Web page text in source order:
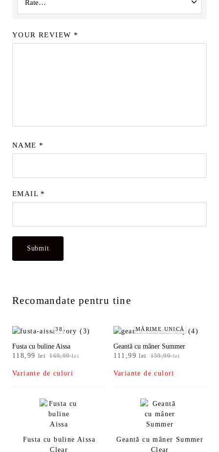
YOUR REVIEW *
NAME *
EMAIL *
Recomandate pentru tine
38
Fusta cu buline Aissa
169,99lei
Prețul
a
fost:
118,99 lei
Prețul
este:
118,99 lei.
Variante de culori
Fusta cu buline Aissa
Clear
MĂRIME UNICĂ
Geantă cu mâner Summer
159,99lei
Prețul
a
fost:
111,99lei
Prețul
este:
111,99 lei.
Variante de culori
Geantă cu mâner Summer
Clear